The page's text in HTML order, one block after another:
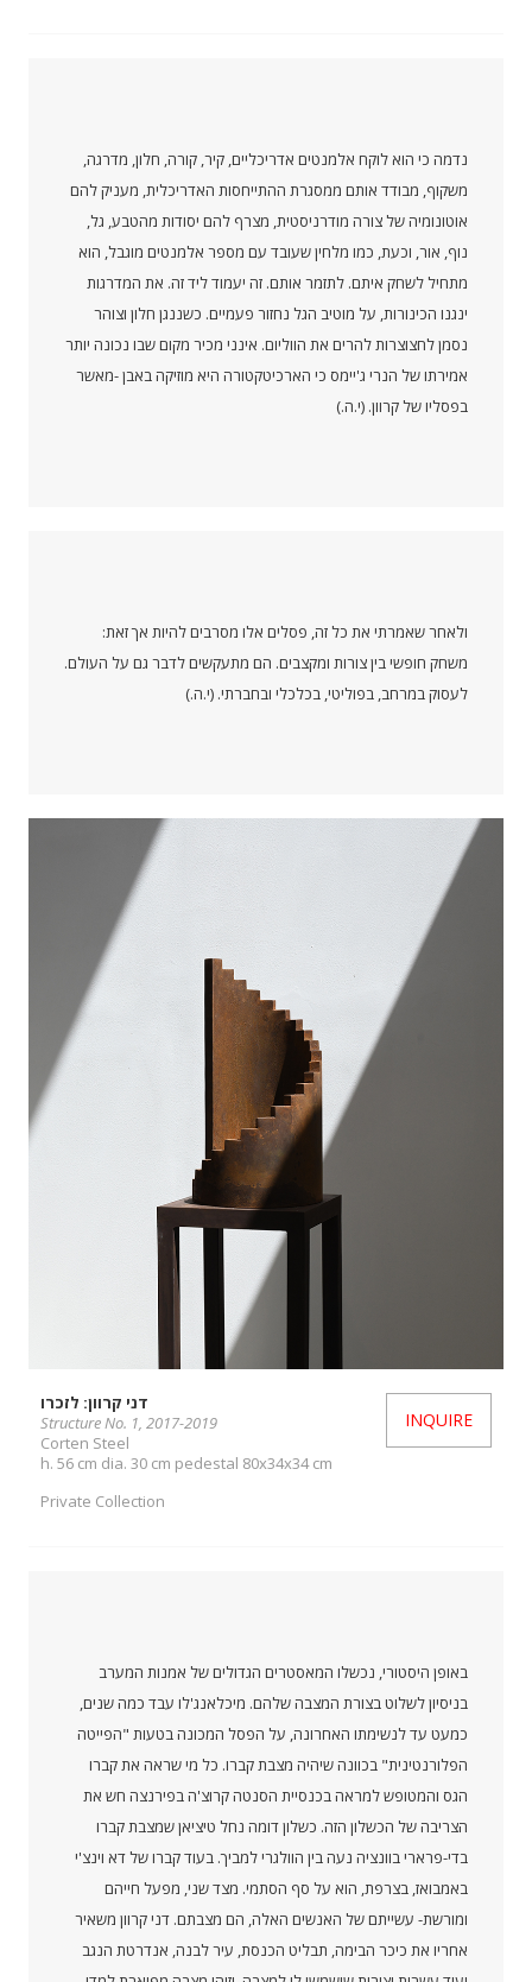
נדמה כי הוא לוקח אלמנטים אדריכליים, קיר, קורה, חלון, מדרגה,
משקוף, מבודד אותם ממסגרת ההתייחסות האדריכלית, מעניק להם
אוטונומיה של צורה מודרניסטית, מצרף להם יסודות מהטבע, גל,
נוף, אור, וכעת, כמו מלחין שעובד עם מספר אלמנטים מוגבל, הוא
מתחיל לשחק איתם. לתזמר אותם. זה יעמוד ליד זה. את המדרגות
ינגנו הכינורות, על מוטיב הגל נחזור פעמיים. כשננגן חלון וצוהר
נסמן לחצוצרות להרים את הווליום. אינני מכיר מקום שבו נכונה יותר
אמירתו של הנרי ג'יימס כי הארכיטקטורה היא מוזיקה באבן -מאשר
בפסליו של קרוון. (י.ה.)
ולאחר שאמרתי את כל זה, פסלים אלו מסרבים להיות אך זאת:
משחק חופשי בין צורות ומקצבים. הם מתעקשים לדבר גם על העולם.
לעסוק במרחב, בפוליטי, בכלכלי ובחברתי. (י.ה.)
דני קרוון: לזכרו
Structure No. 1, 2017-2019
Corten Steel
h. 56 cm dia. 30 cm pedestal 80x34x34 cm
Private Collection
INQUIRE
באופן היסטורי, נכשלו המאסטרים הגדולים של אמנות המערב
בניסיון לשלוט בצורת המצבה שלהם. מיכלאנג'לו עבד כמה שנים,
כמעט עד לנשימתו האחרונה, על הפסל המכונה בטעות "הפייטה
הפלורנטינית" בכוונה שיהיה מצבת קברו. כל מי שראה את קברו
הגס והמטופש למראה בכנסיית הסנטה קרוצ'ה בפירנצה חש את
הצריבה של הכשלון הזה. כשלון דומה נחל טיציאן שמצבת קברו
בדי-פרארי בוונציה נעה בין הוולגרי למביך. בעוד קברו של דא וינצ'י
באמבואז, בצרפת, הוא על סף הסתמי. מצד שני, מפעל חייהם
ומורשת- עשייתם של האנשים האלה, הם מצבתם. דני קרוון משאיר
אחריו את כיכר הבימה, תבליט הכנסת, עיר לבנה, אנדרטת הנגב